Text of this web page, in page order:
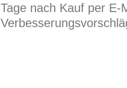
Tage nach Kauf per E-